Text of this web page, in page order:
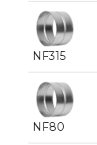
NF315
NF80